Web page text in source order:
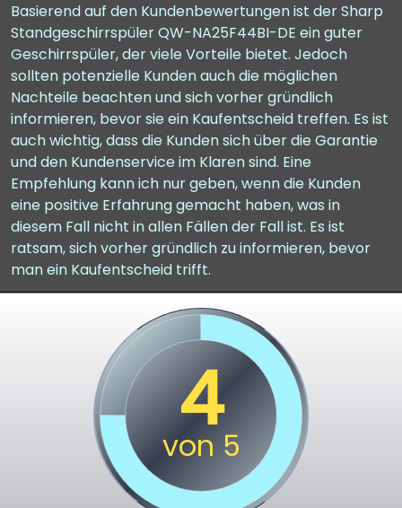
Basierend auf den Kundenbewertungen ist der Sharp
Standgeschirrspüler QW-NA25F44BI-DE ein guter
Geschirrspüler, der viele Vorteile bietet. Jedoch
sollten potenzielle Kunden auch die möglichen
Nachteile beachten und sich vorher gründlich
informieren, bevor sie ein Kaufentscheid treffen. Es ist
auch wichtig, dass die Kunden sich über die Garantie
und den Kundenservice im Klaren sind. Eine
Empfehlung kann ich nur geben, wenn die Kunden
eine positive Erfahrung gemacht haben, was in
diesem Fall nicht in allen Fällen der Fall ist. Es ist
ratsam, sich vorher gründlich zu informieren, bevor
man ein Kaufentscheid trifft.